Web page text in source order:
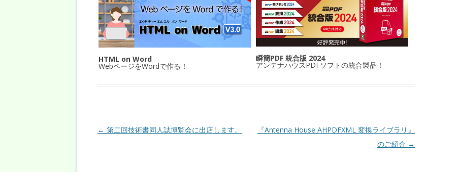
HTML on Word
WebページをWordで作る！
瞬簡PDF 統合版 2024
アンテナハウスPDFソフトの統合製品！
投稿ナビゲーション
← 第二回技術書同人誌博覧会に出店します。
『Antenna House AHPDFXML 変換ライブラリ』
のご紹介 →